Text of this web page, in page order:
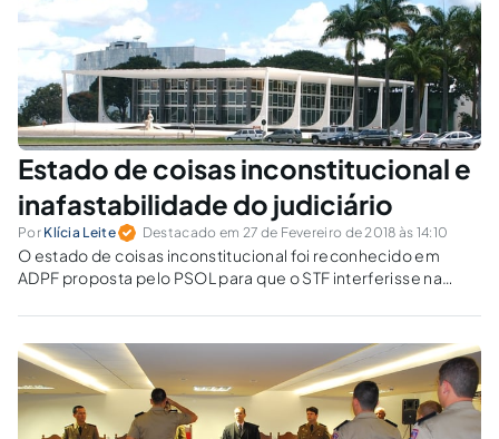
Estado de coisas inconstitucional e
inafastabilidade do judiciário
Por Klícia Leite Destacado em 27 de Fevereiro de 2018 às 14:10
O estado de coisas inconstitucional foi reconhecido em
ADPF proposta pelo PSOL para que o STF interferisse na
perfazendo um total de oito medidas em prol do sistema
penitenciário.